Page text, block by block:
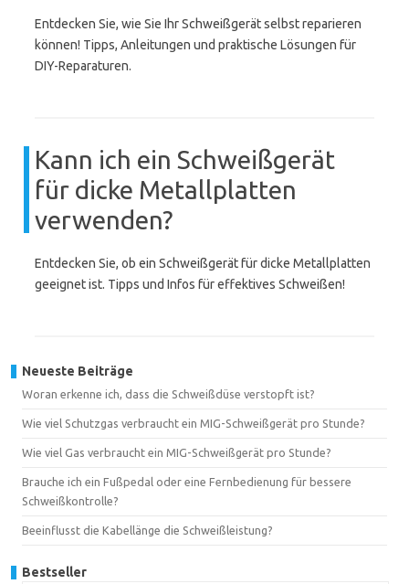
Entdecken Sie, wie Sie Ihr Schweißgerät selbst reparieren
können! Tipps, Anleitungen und praktische Lösungen für
DIY-Reparaturen.
Kann ich ein Schweißgerät
für dicke Metallplatten
verwenden?
Entdecken Sie, ob ein Schweißgerät für dicke Metallplatten
geeignet ist. Tipps und Infos für effektives Schweißen!
Neueste Beiträge
Woran erkenne ich, dass die Schweißdüse verstopft ist?
Wie viel Schutzgas verbraucht ein MIG-Schweißgerät pro Stunde?
Wie viel Gas verbraucht ein MIG-Schweißgerät pro Stunde?
Brauche ich ein Fußpedal oder eine Fernbedienung für bessere
Schweißkontrolle?
Beeinflusst die Kabellänge die Schweißleistung?
Bestseller